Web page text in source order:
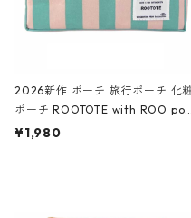
2026新作 ポーチ 旅行ポーチ 化
ポーチ ROOTOTE with ROO pou
ch 3532 ルートート WR.ポーチ.ラ
¥1,980